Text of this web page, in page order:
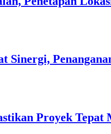
Proyek